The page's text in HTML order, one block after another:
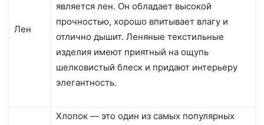
Лен
является лен. Он обладает высокой
прочностью, хорошо впитывает влагу и
отлично дышит. Леняные текстильные
изделия имеют приятный на ощупь
шелковистый блеск и придают интерьеру
элегантность.
Хлопок — это один из самых популярных